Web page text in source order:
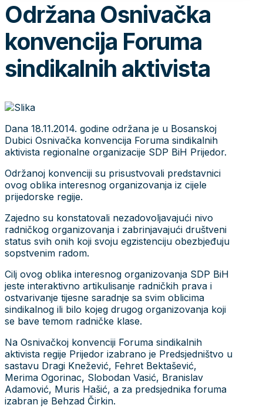
Održana Osnivačka
konvencija Foruma
sindikalnih aktivista
Dana 18.11.2014. godine održana je u Bosanskoj
Dubici Osnivačka konvencija Foruma sindikalnih
aktivista regionalne organizacije SDP BiH Prijedor.
Održanoj konvenciji su prisustvovali predstavnici
ovog oblika interesnog organizovanja iz cijele
prijedorske regije.
Zajedno su konstatovali nezadovoljavajući nivo
radničkog organizovanja i zabrinjavajući društveni
status svih onih koji svoju egzistenciju obezbjeđuju
sopstvenim radom.
Cilj ovog oblika interesnog organizovanja SDP BiH
jeste interaktivno artikulisanje radničkih prava i
ostvarivanje tijesne saradnje sa svim oblicima
sindikalnog ili bilo kojeg drugog organizovanja koji
se bave temom radničke klase.
Na Osnivačkoj konvenciji Foruma sindikalnih
aktivista regije Prijedor izabrano je Predsjedništvo u
sastavu Dragi Knežević, Fehret Bektašević,
Merima Ogorinac, Slobodan Vasić, Branislav
Adamović, Muris Hašić, a za predsjednika foruma
izabran je Behzad Čirkin.